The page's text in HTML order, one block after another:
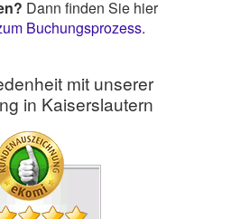
Dann finden Sie hier
Buchungsprozess.
mit unserer
in Kaiserslautern